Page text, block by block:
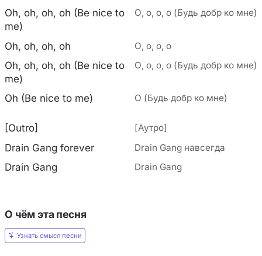
Oh, oh, oh, oh (Be nice to
me)
О, о, о, о (Будь добр ко мне)
Oh, oh, oh, oh О, о, о, о
Oh, oh, oh, oh (Be nice to
me)
О, о, о, о (Будь добр ко мне)
Oh (Be nice to me) О (Будь добр ко мне)
[Outro] [Аутро]
Drain Gang forever Drain Gang навсегда
Drain Gang Drain Gang
О чём эта песня
Узнать смысл песни